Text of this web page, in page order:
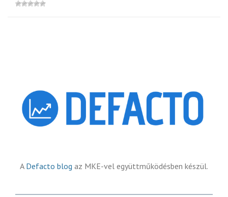
A Defacto blog az MKE-vel együttműködésben készül.